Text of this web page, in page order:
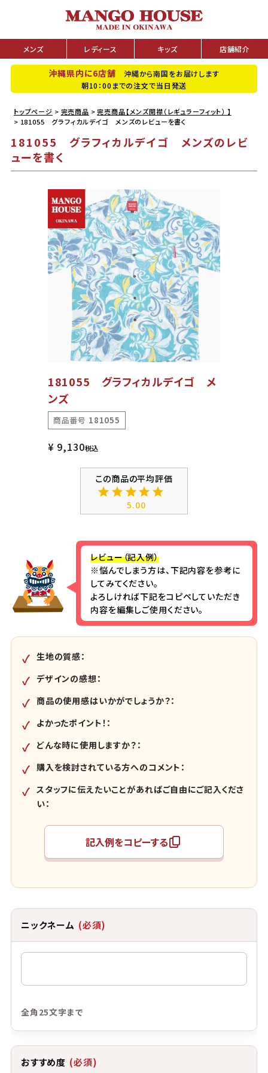
メンズ レディース キッズ 店舗紹介
沖縄県内に6店舗 沖縄から南国をお届けします
朝10：00までの注文で当日発送
トップページ 完売商品
完売商品【メンズ開襟（レギュラーフィット） 】
181055 グラフィカルデイゴ メンズのレビューを書く
181055 グラフィカルデイゴ メンズのレビ
ューを書く
181055 グラフィカルデイゴ メ
ンズ
商品番号 181055
¥ 9,130税込
5.00
レビュー（記入例）
※悩んでしまう方は、下記内容を参考に
してみてください。
よろしければ下記をコピペしていただき
内容を編集しご使用ください。
生地の質感：
デザインの感想：
商品の使用感はいかがでしょうか？：
よかったポイント！：
どんな時に使用しますか？：
購入を検討されている方へのコメント：
スタッフに伝えたいことがあればご自由にご記入くださ
い：
記入例をコピーする
ニックネーム (必須)
全角25文字まで
おすすめ度 (必須)